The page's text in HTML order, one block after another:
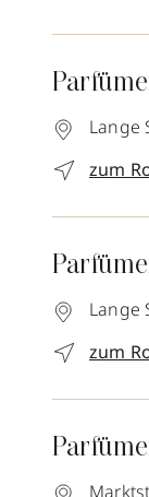
Lange
zum
Lange
zum